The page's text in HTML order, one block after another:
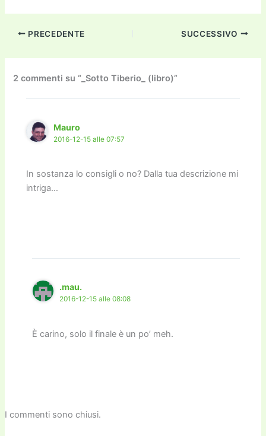
c
e
b
o
o
k
itt
er
ai
l
d
o
n
a
m
p
y
Li
k
k
e
dI
n
di
vi
PRECEDENTE SUCCESSIVO
2 commenti su “_Sotto Tiberio_ (libro)”
Mauro
2016-12-15 alle 07:57
In sostanza lo consigli o no? Dalla tua descrizione mi
intriga…
.mau.
2016-12-15 alle 08:08
È carino, solo il finale è un po’ meh.
I commenti sono chiusi.